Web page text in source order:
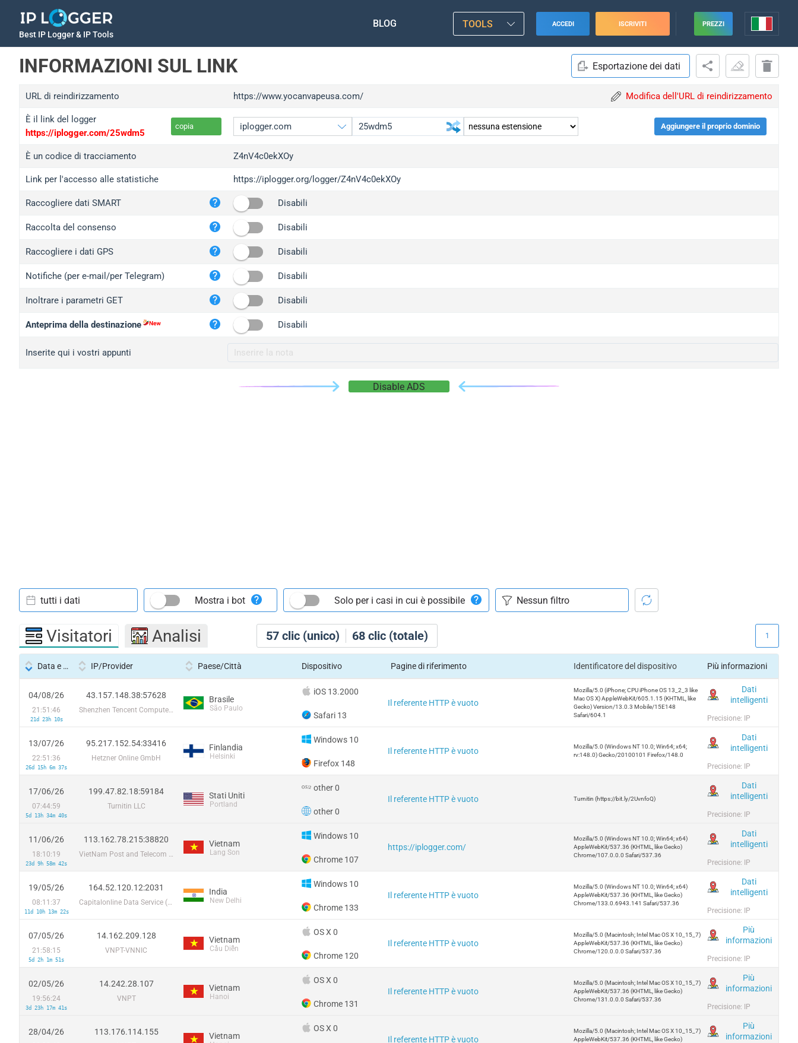
Best IP Logger & IP Tools
BLOG TOOLS ACCEDI ISCRIVITI PREZZI
INFORMAZIONI SUL LINK Esportazione dei dati
URL di reindirizzamento https://www.yocanvapeusa.com/ Modifica dell'URL di reindirizzamento
È il link del logger
https://iplogger.com/25wdm5
copia
iplogger.org
wl.gl
ed.tc
iplogger.com
iplogger.co
2no.co
yip.su
iplogger.info
Aggiungere il proprio dominio
È un codice di tracciamento Z4nV4c0ekXOy
Link per l'accesso alle statistiche https://iplogger.org/logger/Z4nV4c0ekXOy
Raccogliere dati SMART Disabili
Raccolta del consenso Disabili
Raccogliere i dati GPS Disabili
Notifiche (per e-mail/per Telegram) Disabili
Inoltrare i parametri GET Disabili
Anteprima della destinazione Disabili
Inserite qui i vostri appunti
Disable ADS
57 clic (unico) 68 clic (totale)
tutti i dati Mostra i bot Solo per i casi in cui è possibile
Visitatori Analisi 1
Data e ora IP/Provider Paese/Città Dispositivo Pagine di riferimento Identificatore del dispositivo Più informazioni
04/08/26
21:51:46
21d 23h 10s
43.157.148.38:57628
Shenzhen Tencent Computer Systems Company Limited
Brasile
São Paulo
iOS 13.2000
Safari 13
Il referente HTTP è vuoto
Mozilla/5.0 (iPhone; CPU iPhone OS 13_2_3 like
Mac OS X) AppleWebKit/605.1.15 (KHTML, like
Gecko) Version/13.0.3 Mobile/15E148
Safari/604.1
Dati
intelligenti
Precisione: IP
13/07/26
22:51:36
26d 15h 6m 37s
95.217.152.54:33416
Hetzner Online GmbH
Finlandia
Helsinki
Windows 10
Firefox 148
Il referente HTTP è vuoto
Mozilla/5.0 (Windows NT 10.0; Win64; x64;
rv:148.0) Gecko/20100101 Firefox/148.0
Dati
intelligenti
Precisione: IP
17/06/26
07:44:59
5d 13h 34m 40s
199.47.82.18:59184
Turnitin LLC
Stati Uniti
Portland
other 0
other 0
Il referente HTTP è vuoto Turnitin (https://bit.ly/2UvnfoQ)
Dati
intelligenti
Precisione: IP
11/06/26
18:10:19
23d 9h 58m 42s
113.162.78.215:38820
VietNam Post and Telecom Corporation
Vietnam
Lang Son
Windows 10
Chrome 107
https://iplogger.com/
Mozilla/5.0 (Windows NT 10.0; Win64; x64)
AppleWebKit/537.36 (KHTML, like Gecko)
Chrome/107.0.0.0 Safari/537.36
Dati
intelligenti
Precisione: IP
19/05/26
08:11:37
11d 10h 13m 22s
164.52.120.12:2031
Capitalonline Data Service (HK) Co
India
New Delhi
Windows 10
Chrome 133
Il referente HTTP è vuoto
Mozilla/5.0 (Windows NT 10.0; Win64; x64)
AppleWebKit/537.36 (KHTML, like Gecko)
Chrome/133.0.6943.141 Safari/537.36
Dati
intelligenti
Precisione: IP
07/05/26
21:58:15
5d 2h 1m 51s
14.162.209.128
VNPT-VNNIC
Vietnam
Cầu Diễn
OS X 0
Chrome 120
Il referente HTTP è vuoto
Mozilla/5.0 (Macintosh; Intel Mac OS X 10_15_7)
AppleWebKit/537.36 (KHTML, like Gecko)
Chrome/120.0.0.0 Safari/537.36
Più
informazioni
Precisione: IP
02/05/26
19:56:24
3d 23h 17m 41s
14.242.28.107
VNPT
Vietnam
Hanoi
OS X 0
Chrome 131
Il referente HTTP è vuoto
Mozilla/5.0 (Macintosh; Intel Mac OS X 10_15_7)
AppleWebKit/537.36 (KHTML, like Gecko)
Chrome/131.0.0.0 Safari/537.36
Più
informazioni
Precisione: IP
28/04/26 113.176.114.155 Vietnam
OS X 0
Il referente HTTP è vuoto
Mozilla/5.0 (Macintosh; Intel Mac OS X 10_15_7)
AppleWebKit/537.36 (KHTML, like Gecko)
Più
informazioni